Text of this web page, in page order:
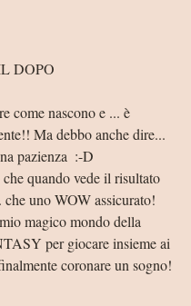
DOPO
come nascono e ... è
Ma debbo anche dire...
pazienza  :-D
quando vede il risultato
uno WOW assicurato!
magico mondo della
per giocare insieme ai
coronare un sogno!